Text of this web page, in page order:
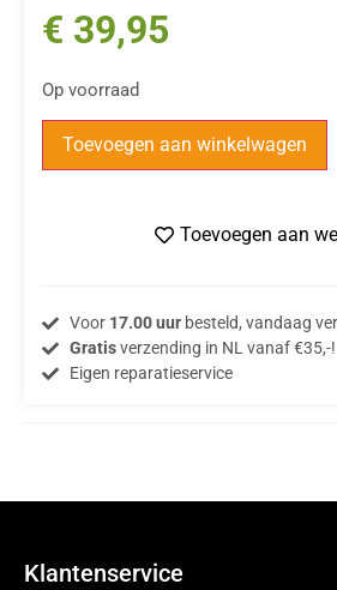
€ 39,95
Op voorraad
Toevoegen aan winkelwagen
Toevoegen aan
Voor 17.00 uurbesteld, vandaag
Gratisverzending in NL vanaf €35,-!
Eigen reparatieservice
Klantenservice